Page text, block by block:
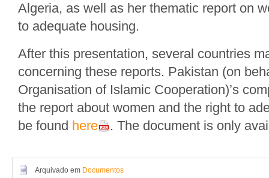
Algeria, as well as her thematic report on
to adequate housing.
After this presentation, several countries
concerning these reports. Pakistan (on
Organisation of Islamic Cooperation)’s
the report about women and the right to
be found here . The document is only
Arquivado em Documentos